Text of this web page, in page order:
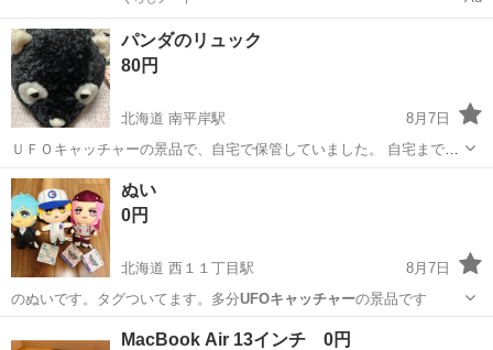
パンダのリュック
80円
北海道 南平岸駅
8月7日
ＵＦＯキャッチャーの景品で、自宅で保管していました。 自宅まで取
りに来てくださる方に、お譲り致します。 よろしくお願い致します。
北海道 札幌市
ぬい
0円
北海道 西１１丁目駅
8月7日
のぬいです。タグついてます。多分UFOキャッチャーの景品です
おもちゃ ジョジョ
MacBook Air 13インチ 0円